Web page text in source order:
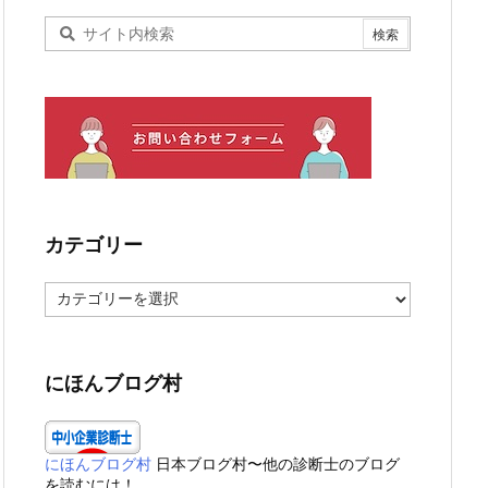
カテゴリー
テ
ー
にほんブログ村
にほんブログ村 日本ブログ村〜他の診断士のブログ
を読むには！